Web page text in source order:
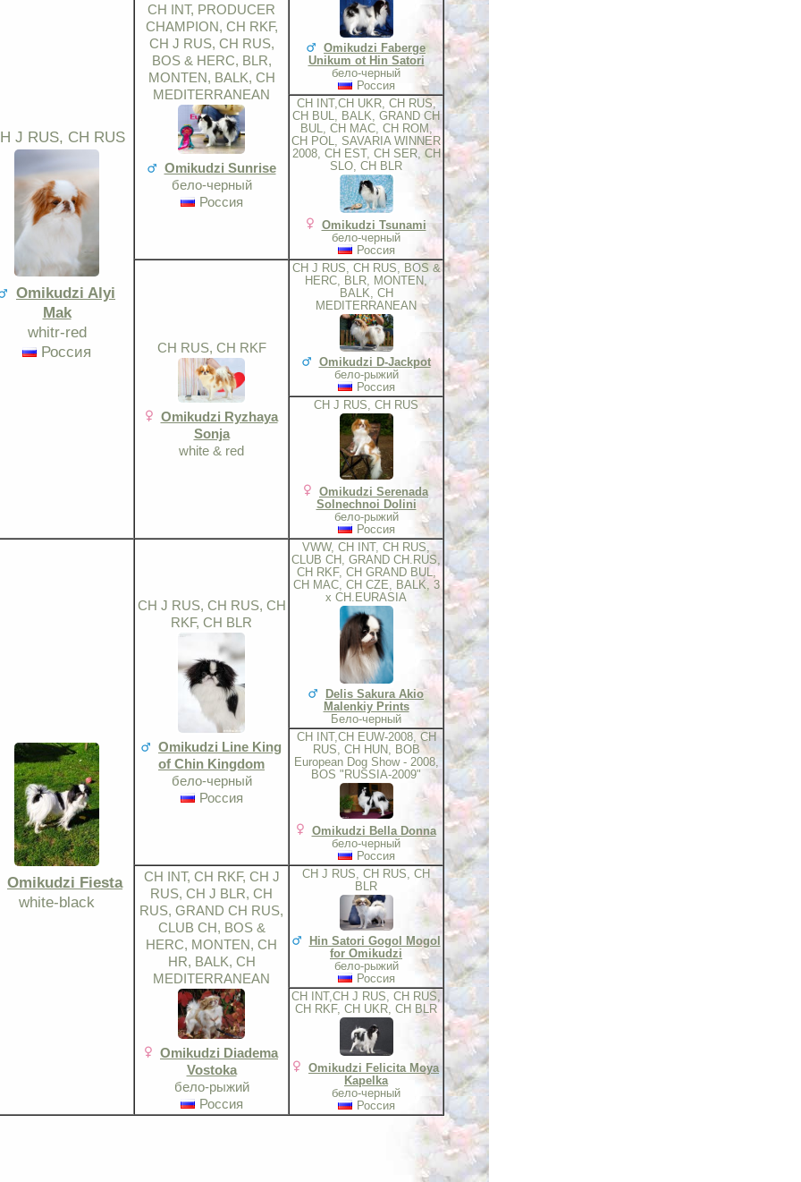
J RUS, CH RUS
Omikudzi Alyi
Mak
whitr-red
Россия
CH INT, PRODUCER
CHAMPION, CH RKF,
CH J RUS, CH RUS,
BOS & HERC, BLR,
MONTEN, BALK, CH
MEDITERRANEAN
Omikudzi Sunrise
бело-черный
Россия
Omikudzi Faberge
Unikum ot Hin Satori
бело-черный
Россия
CH INT,CH UKR, CH RUS,
CH BUL, BALK, GRAND CH
BUL, CH MAC, CH ROM,
CH POL, SAVARIA WINNER
2008, CH EST, CH SER, CH
SLO, CH BLR
Omikudzi Tsunami
бело-черный
Россия
CH RUS, CH RKF
Omikudzi Ryzhaya
Sonja
white & red
CH J RUS, CH RUS, BOS &
HERC, BLR, MONTEN,
BALK, CH
MEDITERRANEAN
Omikudzi D-Jackpot
бело-рыжий
Россия
CH J RUS, CH RUS
Omikudzi Serenada
Solnechnoi Dolini
бело-рыжий
Россия
Omikudzi Fiesta
white-black
CH J RUS, CH RUS, CH
RKF, CH BLR
Omikudzi Line King
of Chin Kingdom
бело-черный
Россия
VWW, CH INT, CH RUS,
CLUB CH, GRAND CH.RUS,
CH RKF, CH GRAND BUL,
CH MAC, CH CZE, BALK, 3
x CH.EURASIA
Delis Sakura Akio
Malenkiy Prints
Бело-черный
CH INT,CH EUW-2008, CH
RUS, CH HUN, BOB
European Dog Show - 2008,
BOS "RUSSIA-2009"
Omikudzi Bella Donna
бело-черный
Россия
CH INT, CH RKF, CH J
RUS, CH J BLR, CH
RUS, GRAND CH RUS,
CLUB CH, BOS &
HERC, MONTEN, CH
HR, BALK, CH
MEDITERRANEAN
Omikudzi Diadema
Vostoka
бело-рыжий
Россия
CH J RUS, CH RUS, CH
BLR
Hin Satori Gogol Mogol
for Omikudzi
бело-рыжий
Россия
CH INT,CH J RUS, CH RUS,
CH RKF, CH UKR, CH BLR
Omikudzi Felicita Moya
Kapelka
бело-черный
Россия